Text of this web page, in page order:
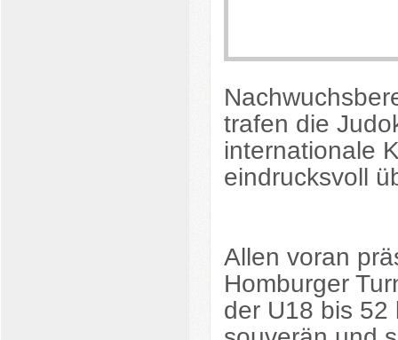
trafen die
internationale
eindrucksvoll
Allen voran
Homburger
der U18 bis 52